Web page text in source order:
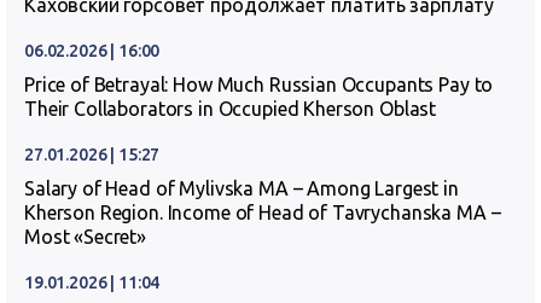
Каховский горсовет продолжает платить зарплату
06.02.2026 | 16:00
Price of Betrayal: How Much Russian Occupants Pay to
Their Collaborators in Occupied Kherson Oblast
27.01.2026 | 15:27
Salary of Head of Mylivska MA – Among Largest in
Kherson Region. Income of Head of Tavrychanska MA –
Most «Secret»
19.01.2026 | 11:04